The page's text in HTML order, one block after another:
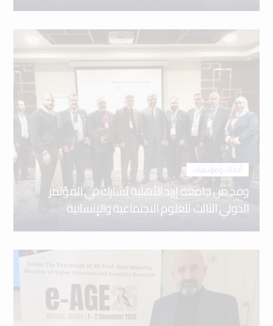
أحداث ومؤتمرات
وفد من جامعة إربد الأهلية يُشارك في المؤتمر
الدولي الثالث للعلوم الاجتماعية والإنسانية